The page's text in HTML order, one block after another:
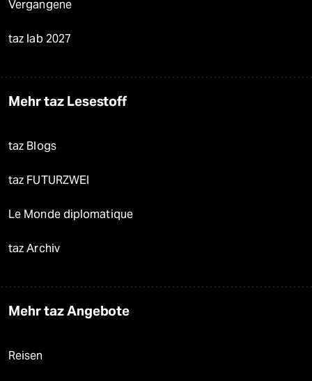
Vergangene
taz lab 2027
Mehr taz Lesestoff
taz Blogs
taz FUTURZWEI
Le Monde diplomatique
taz Archiv
Mehr taz Angebote
Reisen